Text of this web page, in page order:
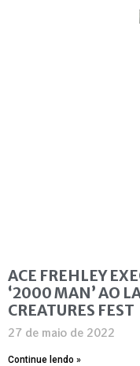
ACE FREHLEY
‘2000 MAN’ AO
CREATURES FEST
27 de maio de 2022
Continue lendo »